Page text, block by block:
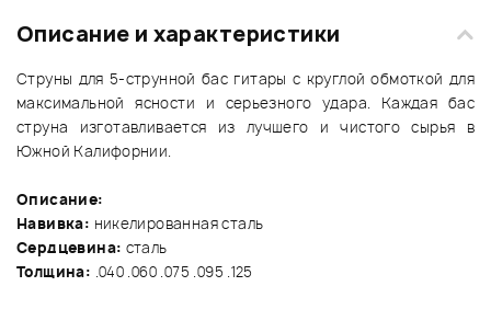
Описание и характеристики
Струны для 5-струнной бас гитары с круглой обмоткой для
максимальной ясности и серьезного удара. Каждая бас
струна изготавливается из лучшего и чистого сырья в
Южной Калифорнии.
Описание:
Навивка: никелированная сталь
Сердцевина: сталь
Толщина: .040 .060 .075 .095 .125